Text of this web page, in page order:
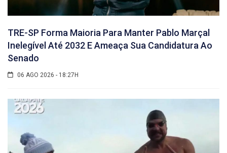
TRE-SP Forma Maioria Para Manter Pablo Marçal
Inelegível Até 2032 E Ameaça Sua Candidatura Ao
Senado
06 AGO 2026 - 18:27H